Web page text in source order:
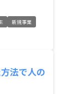
新規事業
法で人の